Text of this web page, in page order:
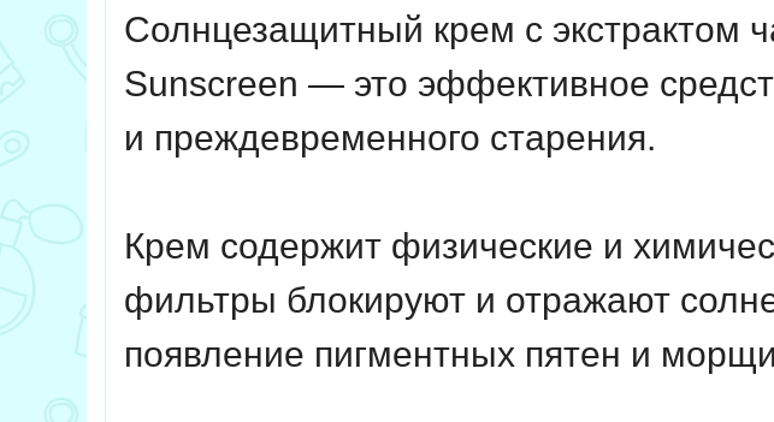
Солнцезащитный крем с экстрактом
Sunscreen — это эффективное
и преждевременного старения.
Крем содержит физические и
фильтры блокируют и отражают
появление пигментных пятен и